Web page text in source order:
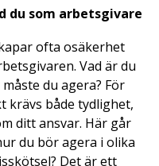
du som arbetsgivare
ofta osäkerhet
Vad är du
du agera? För
både tydlighet,
ditt ansvar. Här går
du bör agera i olika
Det är ett